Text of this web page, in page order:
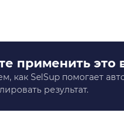
применить это
как SelSup помогает
результат.